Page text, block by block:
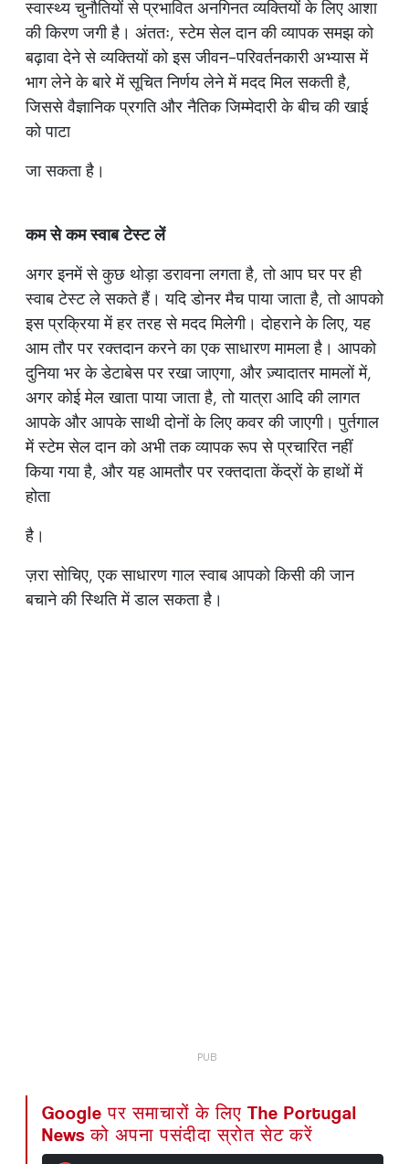
स्वास्थ्य चुनौतियों से प्रभावित अनगिनत व्यक्तियों के लिए आशा
की किरण जगी है। अंततः, स्टेम सेल दान की व्यापक समझ को
बढ़ावा देने से व्यक्तियों को इस जीवन-परिवर्तनकारी अभ्यास में
भाग लेने के बारे में सूचित निर्णय लेने में मदद मिल सकती है,
जिससे वैज्ञानिक प्रगति और नैतिक जिम्मेदारी के बीच की खाई
को पाटा
जा सकता है।
कम से कम स्वाब टेस्ट लें
अगर इनमें से कुछ थोड़ा डरावना लगता है, तो आप घर पर ही
स्वाब टेस्ट ले सकते हैं। यदि डोनर मैच पाया जाता है, तो आपको
इस प्रक्रिया में हर तरह से मदद मिलेगी। दोहराने के लिए, यह
आम तौर पर रक्तदान करने का एक साधारण मामला है। आपको
दुनिया भर के डेटाबेस पर रखा जाएगा, और ज़्यादातर मामलों में,
अगर कोई मेल खाता पाया जाता है, तो यात्रा आदि की लागत
आपके और आपके साथी दोनों के लिए कवर की जाएगी। पुर्तगाल
में स्टेम सेल दान को अभी तक व्यापक रूप से प्रचारित नहीं
किया गया है, और यह आमतौर पर रक्तदाता केंद्रों के हाथों में
होता
है।
ज़रा सोचिए, एक साधारण गाल स्वाब आपको किसी की जान
बचाने की स्थिति में डाल सकता है।
Google पर समाचारों के लिए The Portugal
News को अपना पसंदीदा स्रोत सेट करें